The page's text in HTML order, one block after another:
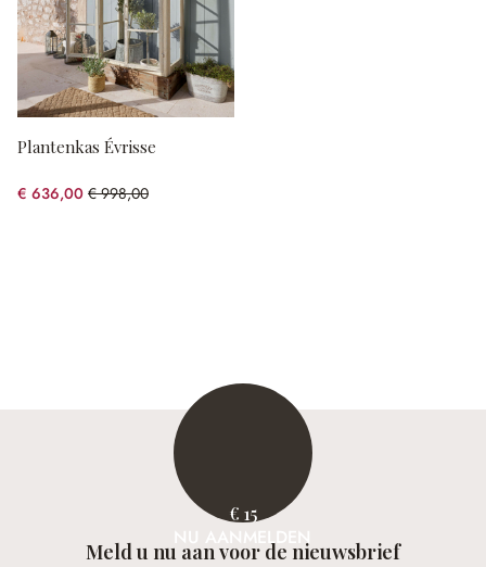
Plantenkas Évrisse
€ 636,00 € 998,00
(36.27% gespart)
€ 15
NU AANMELDEN
Meld u nu aan voor de nieuwsbrief